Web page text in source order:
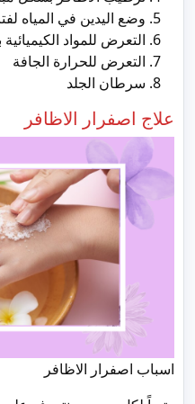
وضع اليدين في المياه
التعرض للمواد
التعرض للحرارة الجافة
سرطان الجلد
علاج اصفرار الاظافر
اسباب اصفرار الاظافر